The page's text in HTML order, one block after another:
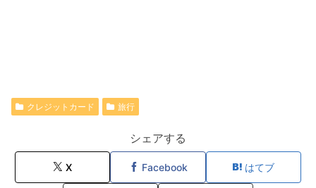
クレジットカード 旅行
シェアする
X Facebook はてブ